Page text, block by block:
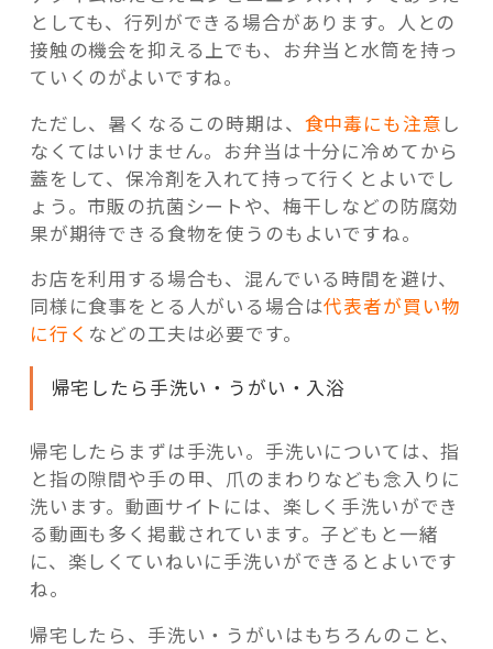
としても、行列ができる場合があります。人との
接触の機会を抑える上でも、お弁当と水筒を持っ
ていくのがよいですね。
ただし、暑くなるこの時期は、 食中毒にも注意 し
なくてはいけません。お弁当は十分に冷めてから
蓋をして、保冷剤を入れて持って行くとよいでし
ょう。市販の抗菌シートや、梅干しなどの防腐効
果が期待できる食物を使うのもよいですね。
お店を利用する場合も、混んでいる時間を避け、
同様に食事をとる人がいる場合は代表者が買い物
に行く などの工夫は必要です。
帰宅したら手洗い・うがい・入浴
帰宅したらまずは手洗い。手洗いについては、指
と指の隙間や手の甲、爪のまわりなども念入りに
洗います。動画サイトには、楽しく手洗いができ
る動画も多く掲載されています。子どもと一緒
に、楽しくていねいに手洗いができるとよいです
ね。
帰宅したら、手洗い・うがいはもちろんのこと、